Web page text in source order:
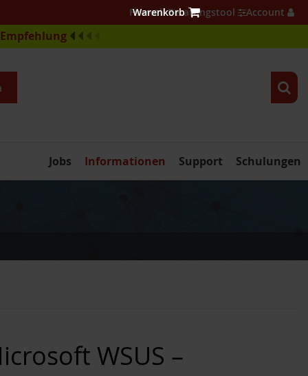
Firewall Beratungstool Account
Schulungen
Support
Informationen
Jobs
WSUS –